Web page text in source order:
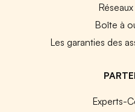
Boîte à
Les garanties des
Experts-